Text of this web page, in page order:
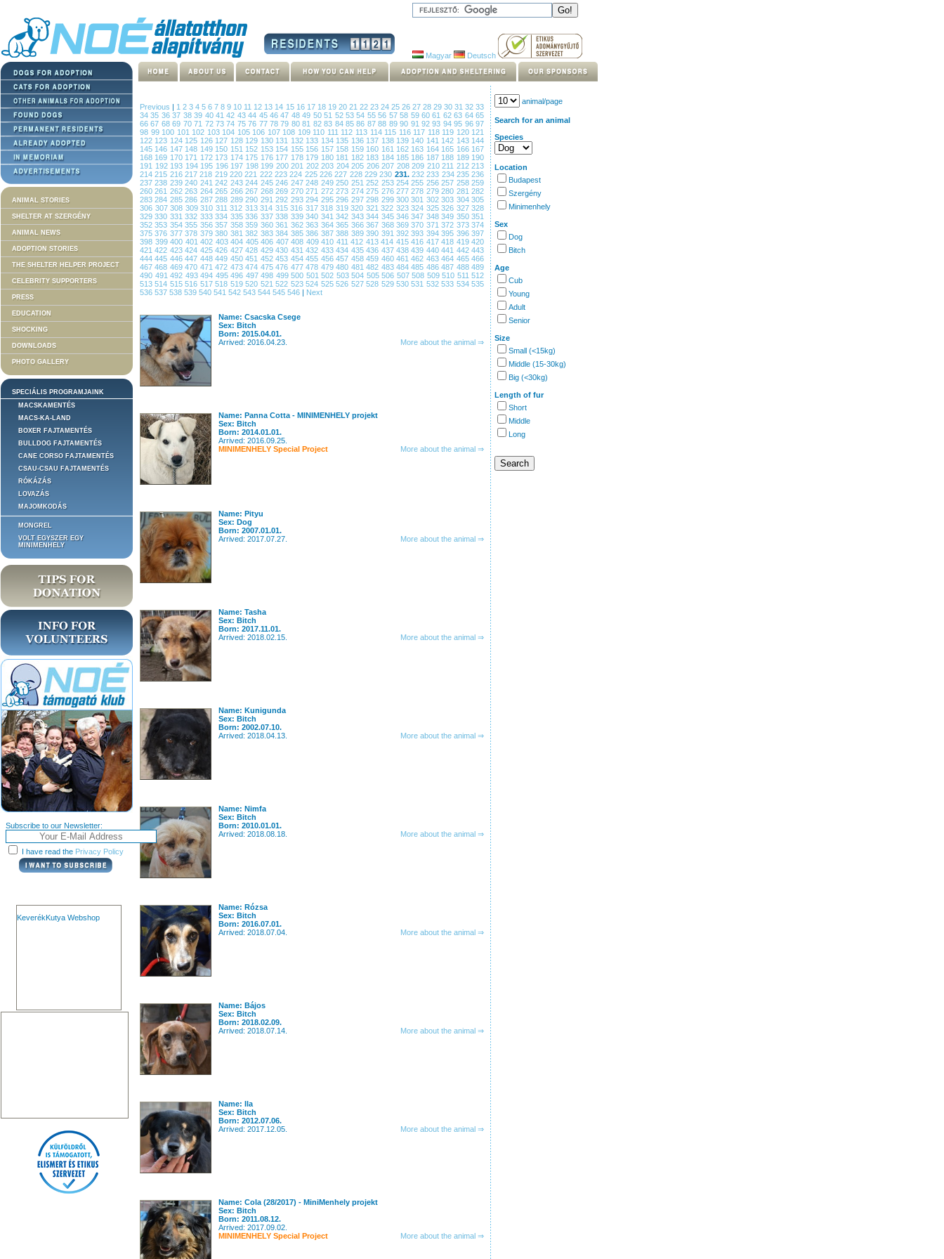
Magyar Deutsch
ANIMAL STORIES
SHELTER AT SZERGÉNY
ANIMAL NEWS
ADOPTION STORIES
THE SHELTER HELPER PROJECT
CELEBRITY SUPPORTERS
PRESS
EDUCATION
SHOCKING
DOWNLOADS
PHOTO GALLERY
SPECIÁLIS PROGRAMJAINK
MACSKAMENTÉS
MACS-KA-LAND
BOXER FAJTAMENTÉS
BULLDOG FAJTAMENTÉS
CANE CORSO FAJTAMENTÉS
CSAU-CSAU FAJTAMENTÉS
RÓKÁZÁS
LOVAZÁS
MAJOMKODÁS
MONGREL
VOLT EGYSZER EGY
MINIMENHELY
Subscribe to our Newsletter:
I have read the Privacy Policy
KeverékKutya Webshop
Previous | 123456789 10 11 12 13 14 15 16 17 18 19 20 21 22 23 24 25 26 27 28 29 30 313233
3435 3637 3839 40 4142 4344 454647 4849 5051 525354 5556 5758 59 6061 6263 6465
6667 6869 7071 72 7374 7576 777879 8081 8283 848586 8788 8990 91 9293 9495 9697
98 99 100 101 102 103 104 105 106 107 108 109 110 111 112 113 114 115 116 117 118 119 120 121
122 123 124 125 126 127 128 129 130 131 132 133 134 135 136 137 138 139 140 141 142 143 144
145 146 147 148 149 150 151 152 153 154 155 156 157 158 159 160 161 162 163 164 165 166 167
168 169 170 171 172 173 174 175 176 177 178 179 180 181 182 183 184 185 186 187 188 189 190
191 192 193 194 195 196 197 198 199 200 201 202 203 204 205 206 207 208 209 210 211 212 213
214215 216 217218 219 220221 222 223224 225 226227 228 229230 231. 232233 234 235236
237238 239240 241242 243244 245246 247248 249250 251252 253 254255 256257 258259
260261 262263 264265 266267 268269 270271 272273 274275 276 277278 279280 281282
283284 285286 287288 289290 291292 293294 295296 297298 299 300301 302303 304305
306 307 308 309 310 311 312 313 314 315 316 317 318 319 320 321 322 323 324 325 326 327 328
329330 331332 333334 335336 337338 339340 341342 343344 345 346347 348349 350351
352353 354355 356357 358359 360361 362363 364365 366367 368 369370 371372 373374
375376 377378 379380 381382 383384 385386 387388 389390 391 392393 394395 396397
398 399 400 401 402 403 404 405 406 407 408 409 410 411 412 413 414 415 416 417 418 419 420
421422 423424 425426 427428 429430 431432 433434 435436 437 438439 440441 442443
444445 446447 448449 450451 452453 454455 456457 458459 460 461462 463464 465466
467468 469470 471472 473474 475476 477478 479480 481482 483 484485 486487 488489
490 491 492 493 494 495 496 497 498 499 500 501 502 503 504 505 506 507 508 509 510 511 512
513514 515516 517518 519520 521522 523524 525526 527528 529 530531 532533 534535
536 537 538 539 540 541 542 543 544 545 546 | Next
Name: Csacska Csege
Sex: Bitch
Born: 2015.04.01.
Arrived: 2016.04.23.
More about the animal ⇒
Name: Panna Cotta - MINIMENHELY projekt
Sex: Bitch
Born: 2014.01.01.
Arrived: 2016.09.25.
MINIMENHELY Special Project
More about the animal ⇒
Name: Pityu
Sex: Dog
Born: 2007.01.01.
Arrived: 2017.07.27.
More about the animal ⇒
Name: Tasha
Sex: Bitch
Born: 2017.11.01.
Arrived: 2018.02.15.
More about the animal ⇒
Name: Kunigunda
Sex: Bitch
Born: 2002.07.10.
Arrived: 2018.04.13.
More about the animal ⇒
Name: Nimfa
Sex: Bitch
Born: 2010.01.01.
Arrived: 2018.08.18.
More about the animal ⇒
Name: Rózsa
Sex: Bitch
Born: 2016.07.01.
Arrived: 2018.07.04.
More about the animal ⇒
Name: Bájos
Sex: Bitch
Born: 2018.02.09.
Arrived: 2018.07.14.
More about the animal ⇒
Name: Ila
Sex: Bitch
Born: 2012.07.06.
Arrived: 2017.12.05.
More about the animal ⇒
Name: Cola (28/2017) - MiniMenhely projekt
Sex: Bitch
Born: 2011.08.12.
Arrived: 2017.09.02.
MINIMENHELY Special Project
More about the animal ⇒
animal/page
Search for an animal
Species
Location
Budapest
Szergény
Minimenhely
Sex
Dog
Bitch
Age
Cub
Young
Adult
Senior
Size
Small (<15kg)
Middle (15-30kg)
Big (<30kg)
Length of fur
Short
Middle
Long